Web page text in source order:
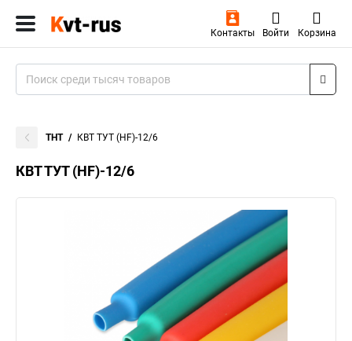
Контакты Войти Корзина
ТНТ КВТ ТУТ (HF)-12/6
КВТ ТУТ (HF)-12/6